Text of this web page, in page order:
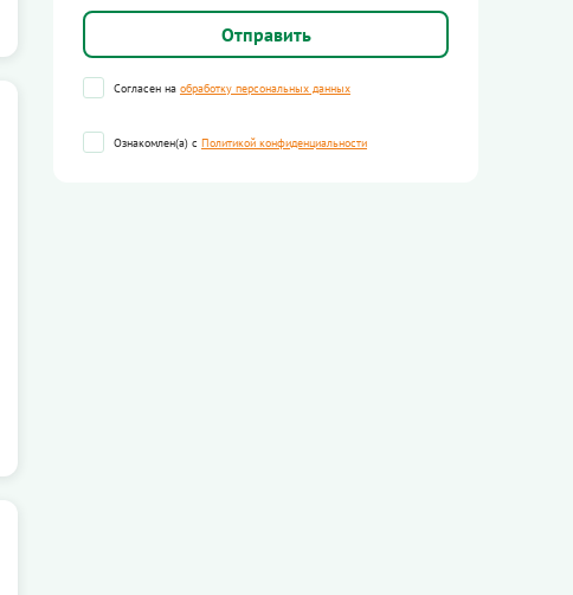
Согласен на обработку персональных данных
Ознакомлен(а) с Политикой конфиденциальности